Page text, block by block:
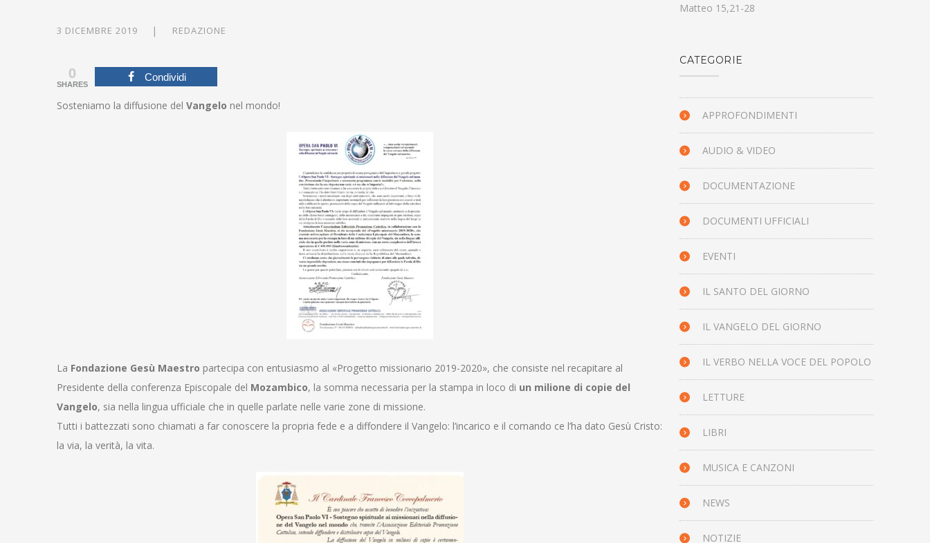
3 DICEMBRE 2019 REDAZIONE
0
SHARES
Condividi
Sosteniamo la diffusione del Vangelo nel mondo!
La Fondazione Gesù Maestro partecipa con entusiasmo al «Progetto missionario 2019-2020», che consiste nel recapitare al
Presidente della conferenza Episcopale del Mozambico, la somma necessaria per la stampa in loco di un milione di copie del
Vangelo, sia nella lingua ufficiale che in quelle parlate nelle varie zone di missione.
Tutti i battezzati sono chiamati a far conoscere la propria fede e a diffondere il Vangelo: l’incarico e il comando ce l’ha dato Gesù Cristo:
la via, la verità, la vita.
Matteo 15,21-28
CATEGORIE
APPROFONDIMENTI
AUDIO & VIDEO
DOCUMENTAZIONE
DOCUMENTI UFFICIALI
EVENTI
IL SANTO DEL GIORNO
IL VANGELO DEL GIORNO
IL VERBO NELLA VOCE DEL POPOLO
LETTURE
LIBRI
MUSICA E CANZONI
NEWS
NOTIZIE